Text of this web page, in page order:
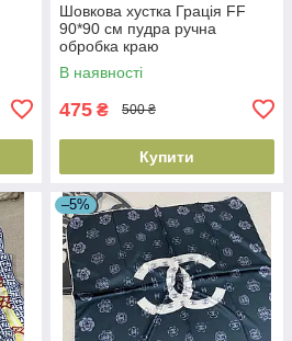
Шовкова хустка Грація FF
90*90 см пудра ручна
обробка краю
В наявності
475 ₴ 500 ₴
Купити
–5%